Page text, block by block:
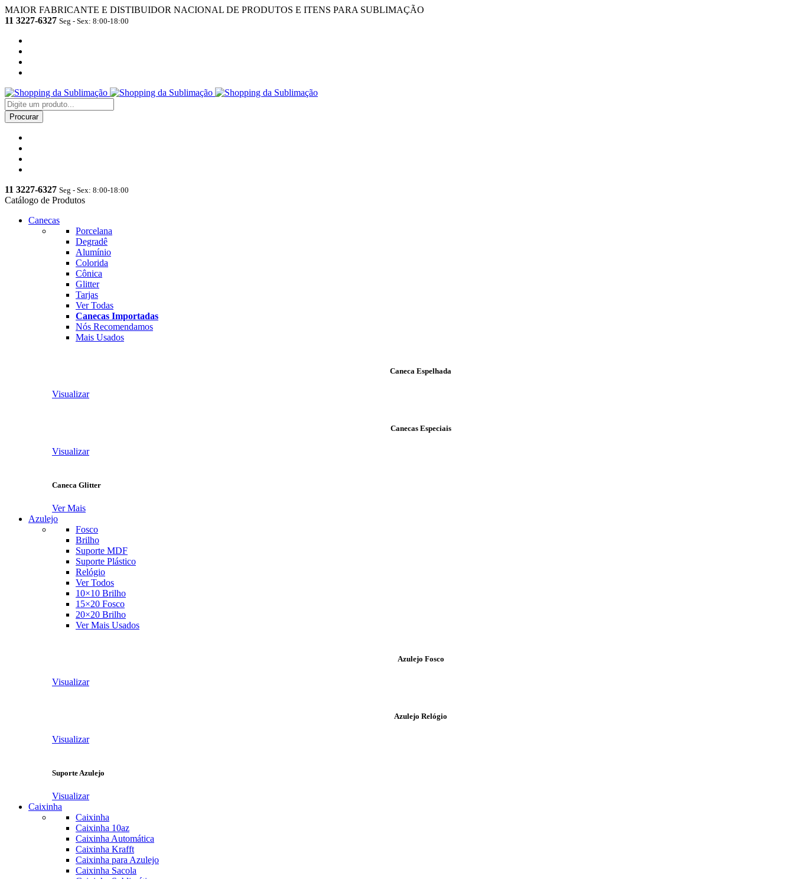
MAIOR FABRICANTE E DISTIBUIDOR NACIONAL DE PRODUTOS E ITENS PARA SUBLIMAÇÃO
11 3227-6327 Seg - Sex: 8:00-18:00
11 3227-6327 Seg - Sex: 8:00-18:00
Catálogo de Produtos
Canecas
Porcelana
Degradê
Alumínio
Colorida
Cônica
Glitter
Tarjas
Ver Todas
Canecas Importadas
Nós Recomendamos
Mais Usados
Caneca Espelhada
Visualizar
Canecas Especiais
Visualizar
Caneca Glitter
Ver Mais
Azulejo
Fosco
Brilho
Suporte MDF
Suporte Plástico
Relógio
Ver Todos
10×10 Brilho
15×20 Fosco
20×20 Brilho
Ver Mais Usados
Azulejo Fosco
Visualizar
Azulejo Relógio
Visualizar
Suporte Azulejo
Visualizar
Caixinha
Caixinha
Caixinha 10az
Caixinha Automática
Caixinha Krafft
Caixinha para Azulejo
Caixinha Sacola